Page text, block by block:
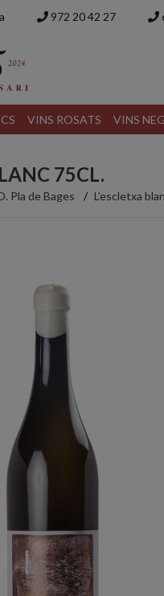
972 20 42 27
VINS ROSATS VINS
75CL.
Pla de Bages L’escletxa